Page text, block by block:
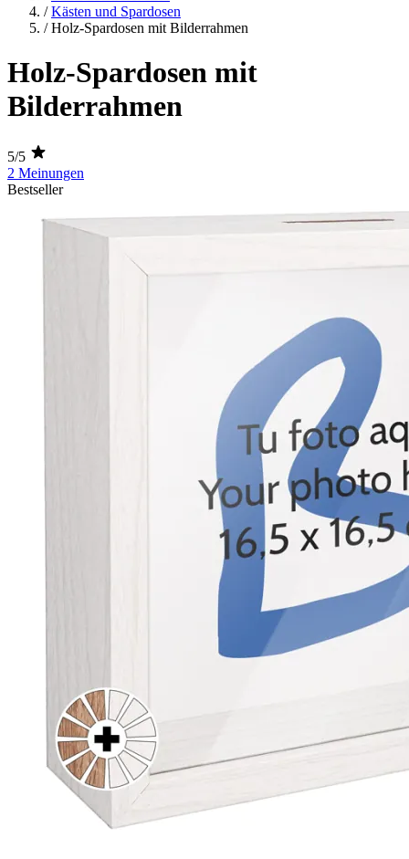
/ Kästen und Spardosen
/ Holz-Spardosen mit Bilderrahmen
Holz-Spardosen mit
Bilderrahmen
5/5
2 Meinungen
Bestseller